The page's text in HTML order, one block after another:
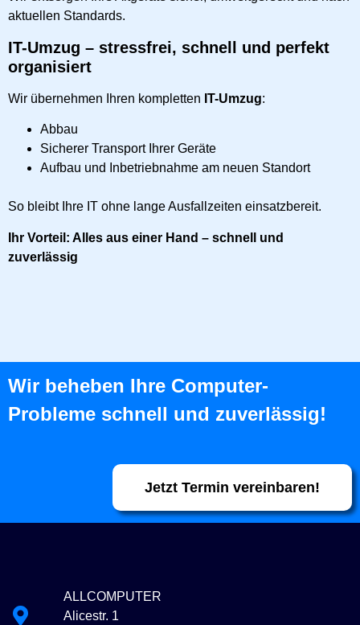
aktuellen Standards.
IT-Umzug – stressfrei, schnell und perfekt
organisiert
Wir übernehmen Ihren kompletten IT-Umzug:
Abbau
Sicherer Transport Ihrer Geräte
Aufbau und Inbetriebnahme am neuen Standort
So bleibt Ihre IT ohne lange Ausfallzeiten einsatzbereit.
Ihr Vorteil: Alles aus einer Hand – schnell und
zuverlässig
Wir beheben Ihre Computer-
Probleme schnell und zuverlässig!
Jetzt Termin vereinbaren!
ALLCOMPUTER
Alicestr. 1